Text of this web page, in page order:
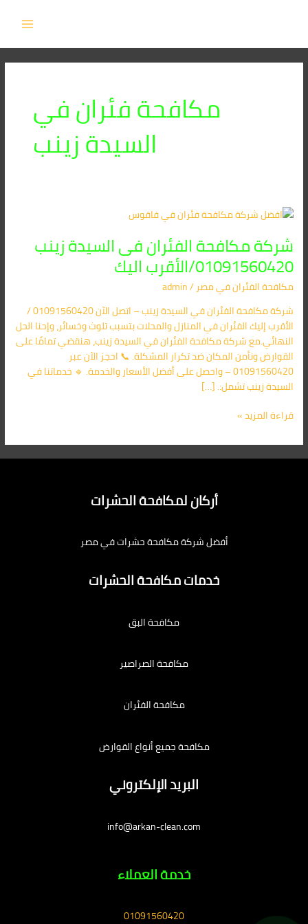
مكافحة فئران في
السيدة زينب
شركة مكافحة الفئران فى السيدة زينب
01091560420/الأقرب اليك
مكافحة الفئران​ في مصر/
admin
شركة مكافحة الفئران في السيدة زينب – اتصل الآن 01091560420 /
الأقرب إليك الفئران في المنازل والمحلات بتسبب تلوث وخسائر، وإحنا الحل
النهائي.مع شركة مكافحة الفئران في السيدة زينب، هنقضي تمامًا على
القوارض ونأمن المكان ضد تكرار المشكلة. 📞 احجز الآن عبر
01091560420 – واحصل على أفضل الأسعار والخدمة. 🔹 خدماتنا في
السيدة زينب تشمل:. […]
شركة
الفئران
فى
السيدة
زينب
01091560420/
الأقرب
اليك
قراءة المزيد »
أركان لمكافحة الحشرات
أفضل شركة مكافحة حشرات في مصر
خدمات مكافحة الحشرات
مكافحة البق
مكافحة الصراصير
مكافحة الفئران
مكافحة جميع أنواع القوارض
البريد الإلكتروني
info@arkan-clean.com
خدمة العملاء
01091560420